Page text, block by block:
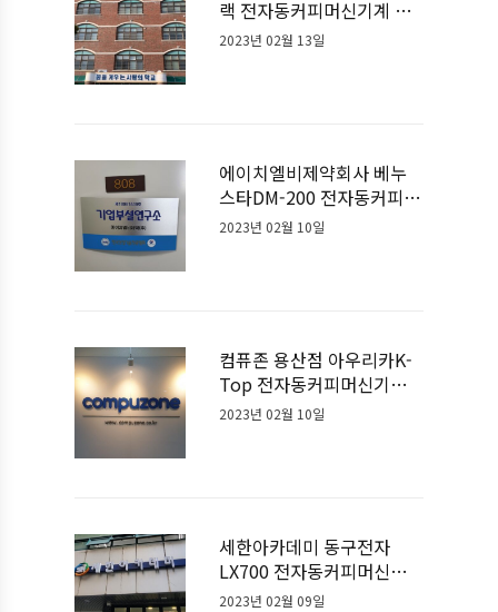
랙 전자동커피머신기계 설
치사례
2023년 02월 13일
에이치엘비제약회사 베누
스타DM-200 전자동커피머
신기계 설치사례
2023년 02월 10일
컴퓨존 용산점 아우리카K-
Top 전자동커피머신기계
설치사례
2023년 02월 10일
세한아카데미 동구전자
LX700 전자동커피머신기
계 설치사례
2023년 02월 09일